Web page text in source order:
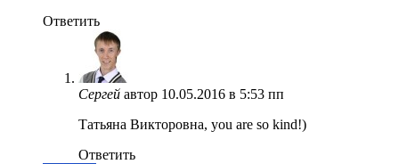
Ответить
Сергей автор 10.05.2016 в 5:53 пп
Татьяна Викторовна, you are so kind!)
Ответить